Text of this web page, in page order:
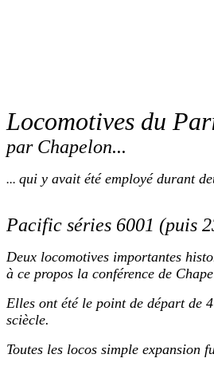
Locomotives du
par Chapelon...
... qui y avait été employé durant
Pacific séries 6001 (puis
Deux locomotives importantes
à ce propos la conférence de
Elles ont été le point de départ de
sciècle.
Toutes les locos simple expansion